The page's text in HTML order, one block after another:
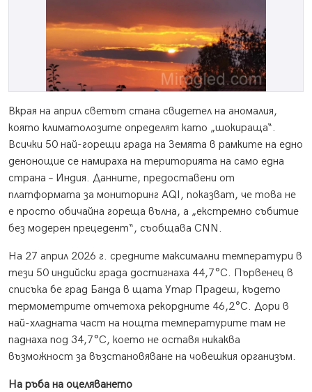
Вкрая на април светът стана свидетел на аномалия,
която климатолозите определят като „шокираща“.
Всички 50 най-горещи града на Земята в рамките на едно
денонощие се намираха на територията на само една
страна – Индия. Данните, предоставени от
платформата за мониторинг AQI, показват, че това не
е просто обичайна гореща вълна, а „екстремно събитие
без модерен прецедент“, съобщава CNN.
На 27 април 2026 г. средните максимални температури в
тези 50 индийски града достигнаха 44,7°C. Първенец в
списъка бе град Банда в щата Утар Прадеш, където
термометрите отчетоха рекордните 46,2°C. Дори в
най-хладната част на нощта температурите там не
паднаха под 34,7°C, което не оставя никаква
възможност за възстановяване на човешкия организъм.
На ръба на оцеляването